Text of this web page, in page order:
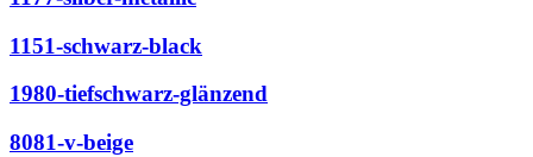
1151-schwarz-black
1980-tiefschwarz-glänzend
8081-v-beige